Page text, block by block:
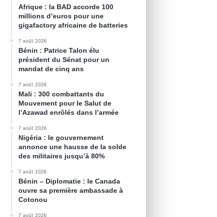
Afrique : la BAD accorde 100
millions d’euros pour une
gigafactory africaine de batteries
7 août 2026
Bénin : Patrice Talon élu
président du Sénat pour un
mandat de cinq ans
7 août 2026
Mali : 300 combattants du
Mouvement pour le Salut de
l’Azawad enrôlés dans l’armée
7 août 2026
Nigéria : le gouvernement
annonce une hausse de la solde
des militaires jusqu’à 80%
7 août 2026
Bénin – Diplomatie : le Canada
ouvre sa première ambassade à
Cotonou
7 août 2026